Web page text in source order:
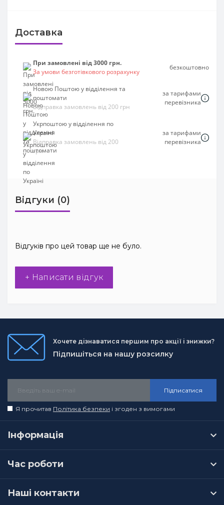
Доставка
При замовлені від 3000 грн.
За умови безготівкового розрахунку
безкоштовно
Новою Поштою у відділення та
поштомати
Відправка замовлень від 200 грн
за тарифами
перевізника
Укрпоштою у відділення по
Україні
Відправка замовлень від 200
грн
за тарифами
перевізника
Відгуки (0)
Відгуків про цей товар ще не було.
+ Написати відгук
Хочете дізнаватися першим про акції і знижки?
Підпишіться на нашу розсилку
Підписатися
Я прочитав Політика безпеки і згоден з вимогами
Інформація
Час роботи
Наші контакти